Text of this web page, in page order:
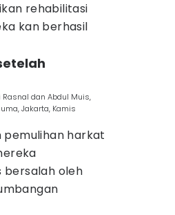
rehabilitasi
kan berhasil
dan Abdul Muis,
Jakarta, Kamis
pemulihan harkat
bersalah oleh